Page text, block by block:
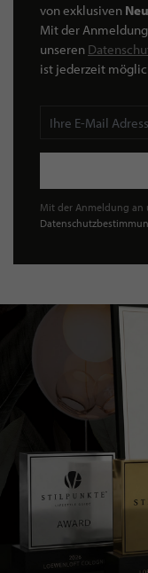
von exklusiven
Mit der
unseren
ist jederzeit
Mit der Anmeldung an